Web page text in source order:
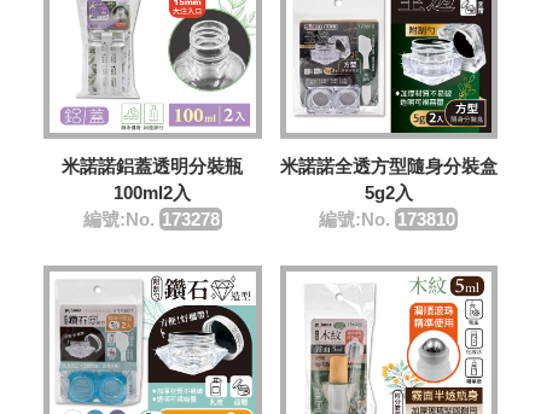
米諾諾鋁蓋透明分裝瓶
100ml2入
編號:No. 173278
米諾諾全透方型隨身分裝盒
5g2入
編號:No. 173810